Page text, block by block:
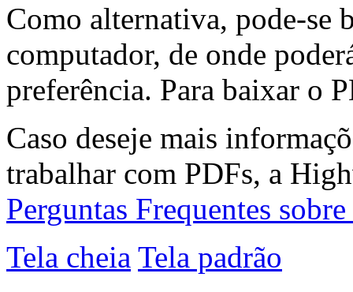
Como alternativa, pode-se
computador, de onde
preferência. Para baixar o
Caso deseje mais
trabalhar com PDFs, a
Perguntas Frequentes
Tela cheia Tela padrão